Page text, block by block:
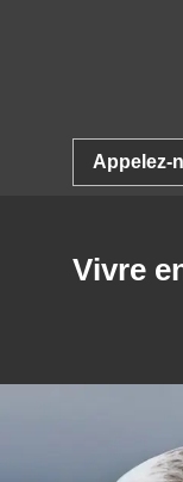
Appelez-
Vivre